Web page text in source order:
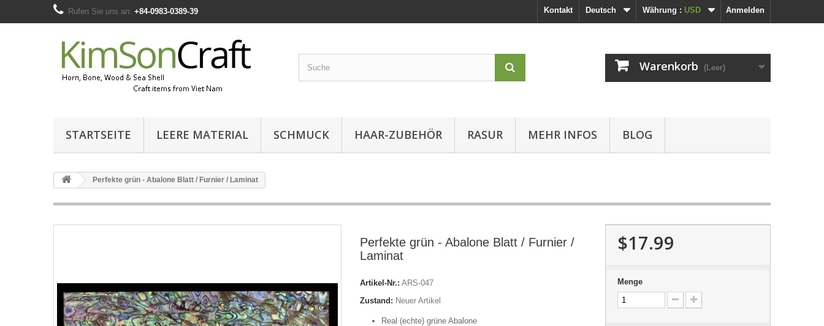
Anmelden
Währung : USD
Deutsch
Kontakt
Rufen Sie uns an: +84-0983-0389-39
Warenkorb (Leer)
STARTSEITE LEERE MATERIAL SCHMUCK HAAR-ZUBEHÖR RASUR MEHR INFOS BLOG
Perfekte grün - Abalone Blatt / Furnier / Laminat
Perfekte grün - Abalone Blatt / Furnier /
Laminat
Artikel-Nr.: ARS-047
Zustand: Neuer Artikel
Real (echte) grüne Abalone
$17.99
Menge